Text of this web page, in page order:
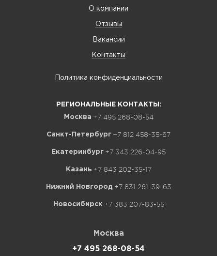
О компании
Отзывы
Вакансии
Контакты
Политика конфиденциальности
РЕГИОНАЛЬНЫЕ КОНТАКТЫ:
Москва +7 495 268-08-54
Санкт-Петербург +7 812 458-35-67
Екатеринбург +7 343 226-04-95
Казань +7 843 202-35-17
Нижний Новгород +7 831 261-39-63
Новосибирск +7 383 207-83-55
Москва
+7 495 268-08-54